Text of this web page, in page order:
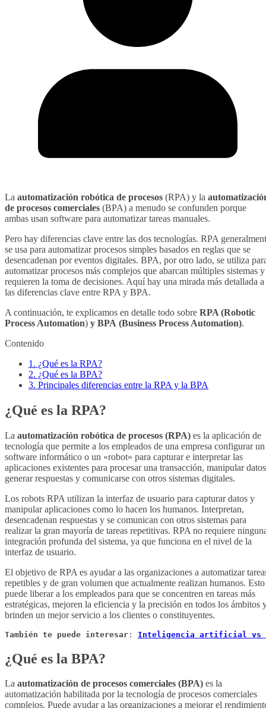
La automatización robótica de procesos (RPA) y la
de procesos comerciales (BPA) a menudo se confunden porque
ambas usan software para automatizar tareas manuales.
Pero hay diferencias clave entre las dos tecnologías. RPA
se usa para automatizar procesos simples basados en reglas que se
desencadenan por eventos digitales. BPA, por otro lado, se utiliza
automatizar procesos más complejos que abarcan múltiples sistemas y
requieren la toma de decisiones. Aquí hay una mirada más detallada a
las diferencias clave entre RPA y BPA.
A continuación, te explicamos en detalle todo sobre RPA (Robotic
Process Automation) y BPA (Business Process Automation).
Contenido
1. ¿Qué es la RPA?
2. ¿Qué es la BPA?
3. Principales diferencias entre la RPA y la BPA
¿Qué es la RPA?
La automatización robótica de procesos (RPA) es la aplicación de
tecnología que permite a los empleados de una empresa configurar un
software informático o un «robot» para capturar e interpretar las
aplicaciones existentes para procesar una transacción, manipular
generar respuestas y comunicarse con otros sistemas digitales.
Los robots RPA utilizan la interfaz de usuario para capturar datos y
manipular aplicaciones como lo hacen los humanos. Interpretan,
desencadenan respuestas y se comunican con otros sistemas para
realizar la gran mayoría de tareas repetitivas. RPA no requiere
integración profunda del sistema, ya que funciona en el nivel de la
interfaz de usuario.
El objetivo de RPA es ayudar a las organizaciones a automatizar
repetibles y de gran volumen que actualmente realizan humanos. Esto
puede liberar a los empleados para que se concentren en tareas más
estratégicas, mejoren la eficiencia y la precisión en todos los ámbitos
brinden un mejor servicio a los clientes o constituyentes.
También te puede interesar : Inteligencia artificial vs
¿Qué es la BPA?
La automatización de procesos comerciales (BPA) es la
automatización habilitada por la tecnología de procesos comerciales
complejos. Puede ayudar a las organizaciones a mejorar el